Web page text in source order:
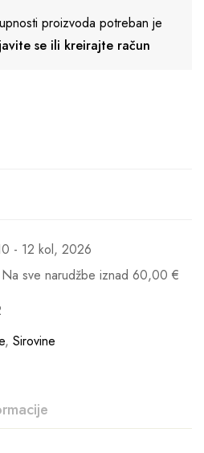
proizvoda potreban je
se ili kreirajte račun
- 12 kol, 2026
Na sve narudžbe iznad 60,00 €
, Sirovine